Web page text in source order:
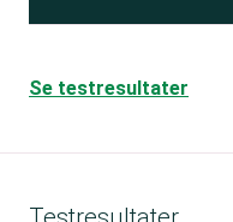
Se testresultater